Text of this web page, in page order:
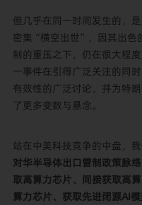
但几乎在同一时间发生的，
密集“横空出世”，因其出色
制的重压之下，仍在很大程
一事件在引得广泛关注的同
有效性的广泛讨论，并为特
了更多变数与悬念。
站在中美科技竞争的中盘，我
对华半导体出口管制政策脉
取高算力芯片、间接获取高
算力芯片、获取先进闭源AI